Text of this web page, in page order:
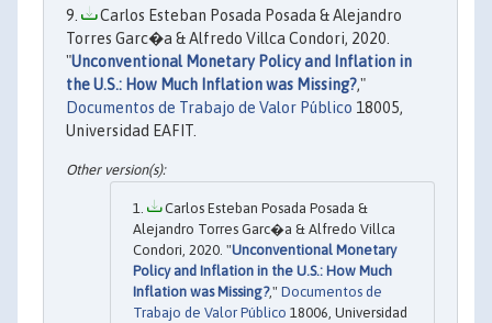
Carlos Esteban Posada Posada & Alejandro
Torres Garc�a & Alfredo Villca Condori, 2020.
"Unconventional Monetary Policy and Inflation in
the U.S.: How Much Inflation was Missing?,"
Documentos de Trabajo de Valor Público 18005,
Universidad EAFIT.
Carlos Esteban Posada Posada &
Alejandro Torres Garc�a & Alfredo Villca
Condori, 2020. "Unconventional Monetary
Policy and Inflation in the U.S.: How Much
Inflation was Missing?," Documentos de
Trabajo de Valor Público 18006, Universidad